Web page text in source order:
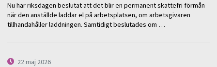
Nu har riksdagen beslutat att det blir en permanent skattefri förmån
när den anställde laddar el på arbetsplatsen, om arbetsgivaren
tillhandahåller laddningen. Samtidigt beslutades om …
22 maj 2026